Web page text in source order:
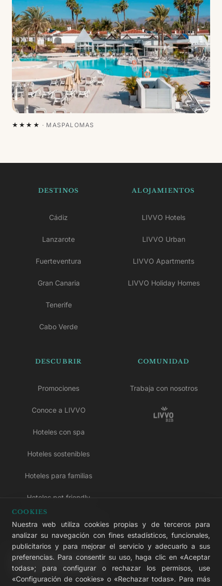
★★★★ · MASPALOMAS
DESTINOS
Cádiz
Lanzarote
Fuerteventura
Gran Canaria
Tenerife
Cabo Verde
ALOJAMIENTOS
LIVVO Hotels
LIVVO Urban
LIVVO Apartments
LIVVO Holiday Homes
DESCUBRIR
Promociones
Conoce a LIVVO
Hoteles con spa
Hoteles sostenibles
Hoteles para familias
Hoteles pet friendly
Hoteles todo incluido
COMUNIDAD
Trabaja con nosotros
COOKIES
Nuestra web utiliza cookies propias y de terceros para
analizar su navegación con fines estadísticos, funcionales,
publicitarios y para mejorar el servicio y adecuarlo a sus
preferencias. Para consentir su uso, haga clic en «Aceptar
todas»; para configurar o rechazar los permisos, use
«Configuración de cookies» o «Rechazar todas». Para más